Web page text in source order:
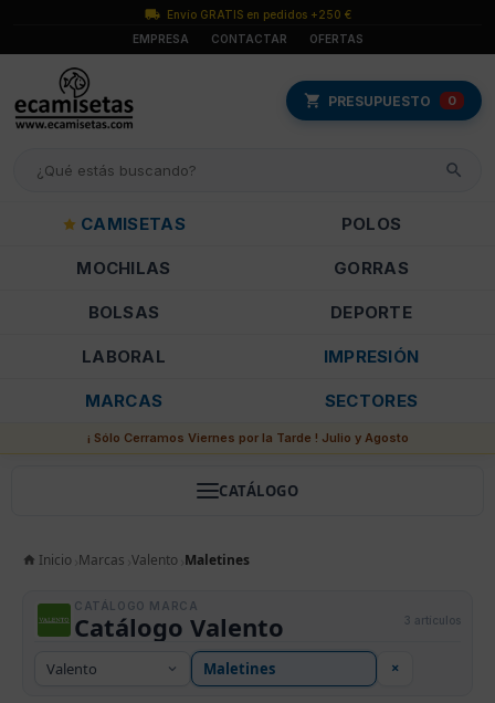
Envío GRATIS en pedidos +250 €
EMPRESA
CONTACTAR OFERTAS
PRESUPUESTO 0
CAMISETAS POLOS
MOCHILAS GORRAS
BOLSAS DEPORTE
LABORAL IMPRESIÓN
MARCAS SECTORES
¡ Sólo Cerramos Viernes por la Tarde ! Julio y Agosto
CATÁLOGO
Inicio Marcas Valento Maletines
CATÁLOGO MARCA
Catálogo Valento
×
3 artículos